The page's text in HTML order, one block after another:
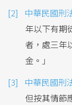
中華民國刑
年以下有期
者，處三年
金。」
中華民國刑
但按其情節